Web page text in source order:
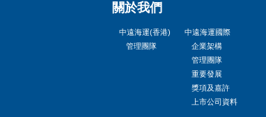
關於我們
中遠海運(香港)
管理團隊
中遠海運國際
企業架構
管理團隊
重要發展
獎項及嘉許
上市公司資料